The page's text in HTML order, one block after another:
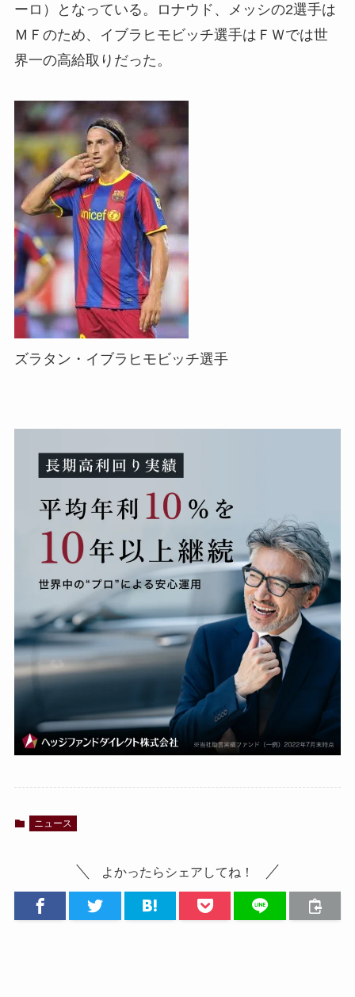
ーロ）となっている。ロナウド、メッシの2選手は
ＭＦのため、イブラヒモビッチ選手はＦＷでは世
界一の高給取りだった。
ズラタン・イブラヒモビッチ選手
ニュース
よかったらシェアしてね！